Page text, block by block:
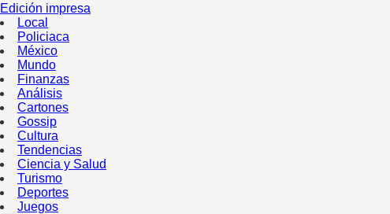
Edición impresa
Local
Policiaca
México
Mundo
Finanzas
Análisis
Cartones
Gossip
Cultura
Tendencias
Ciencia y Salud
Turismo
Deportes
Juegos